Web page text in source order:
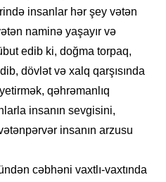
insanlar hər şey vətən
naminə yaşayır və
edib ki, doğma torpaq,
dövlət və xalq qarşısında
qəhrəmanlıq
insanın sevgisini,
insanın arzusu
cəbhəni vaxtlı-vaxtında